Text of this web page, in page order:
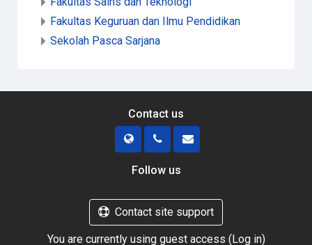
Fakultas Keguruan dan Ilmu Pendidikan
Sekolah Pasca Sarjana
Contact us
Follow us
Contact site support
You are currently using guest access (Log in)